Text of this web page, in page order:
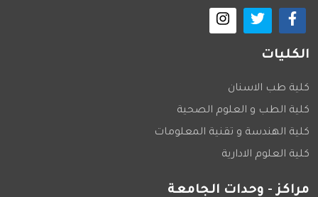
الكليات
كلية طب الاسنان
كلية الطب و العلوم الصحية
كلية الهندسة و تقنية المعلومات
كلية العلوم الادارية
مراكز - وحدات الجامعة